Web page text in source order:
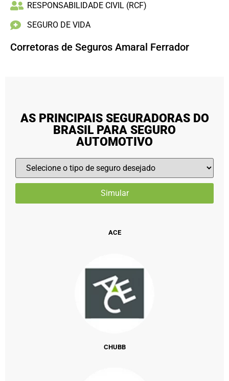
RESPONSABILIDADE CIVIL (RCF)
SEGURO DE VIDA
Corretoras de Seguros Amaral Ferrador
AS PRINCIPAIS SEGURADORAS DO
BRASIL PARA SEGURO
AUTOMOTIVO
ACE
CHUBB